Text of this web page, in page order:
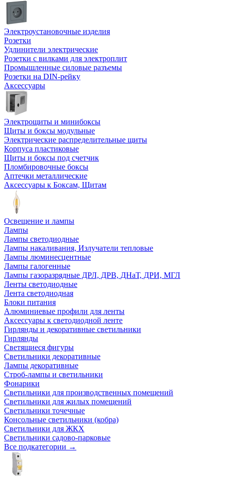
Электроустановочные изделия
Розетки
Удлинители электрические
Розетки с вилками для электроплит
Промышленные силовые разъемы
Розетки на DIN-рейку
Аксессуары
Электрощиты и минибоксы
Щиты и боксы модульные
Электрические распределительные щиты
Корпуса пластиковые
Щиты и боксы под счетчик
Пломбировочные боксы
Аптечки металлические
Аксессуары к Боксам, Щитам
Освещение и лампы
Лампы
Лампы светодиодные
Лампы накаливания, Излучатели тепловые
Лампы люминесцентные
Лампы галогенные
Лампы газоразрядные ДРЛ, ДРВ, ДНаТ, ДРИ, МГЛ
Ленты светодиодные
Лента светодиодная
Блоки питания
Алюминиевые профили для ленты
Аксессуары к светодиодной ленте
Гирлянды и декоративные светильники
Гирлянды
Светящиеся фигуры
Светильники декоративные
Лампы декоративные
Строб-лампы и светильники
Фонарики
Светильники для производственных помещений
Светильники для жилых помещений
Светильники точечные
Консольные светильники (кобра)
Светильники для ЖКХ
Светильники садово-парковые
Все подкатегории →